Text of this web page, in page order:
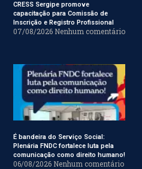
CRESS Sergipe promove
capacitação para Comissão de
Inscrição e Registro Profissional
07/08/2026 Nenhum comentário
É bandeira do Serviço Social:
Plenária FNDC fortalece luta pela
comunicação como direito humano!
06/08/2026 Nenhum comentário